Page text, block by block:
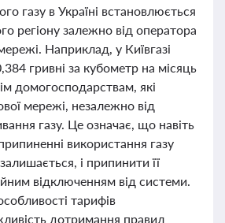
газу в Україні встановлюється
регіону залежно від оператора
Наприклад, у Київгазі
гривні за кубометр на місяць
домогосподарствам, які
мережі, незалежно від
газу. Це означає, що навіть
використання газу
і припинити її
відключенням від системи.
тарифів
дотримання правил